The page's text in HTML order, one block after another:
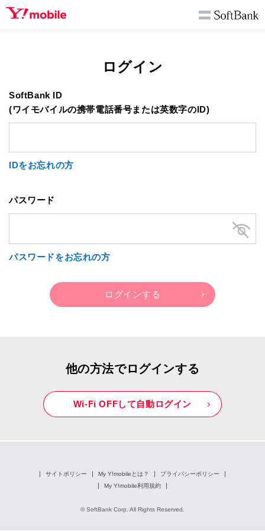
ログイン
SoftBank ID
(ワイモバイルの携帯電話番号または英数字のID)
IDをお忘れの方
パスワード
パスワードをお忘れの方
他の方法でログインする
Wi-Fi OFFして自動ログイン
サイトポリシー My Y!mobileとは？
プライバシーポリシー
My Y!mobile利用規約
© SoftBank Corp. All Rights Reserved.